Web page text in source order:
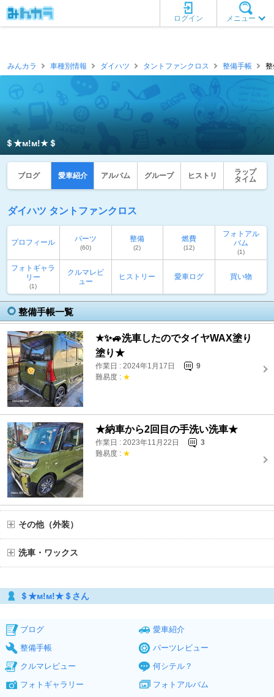
メニュー
ログイン
みんカラ 車種別情報 ダイハツ タントファンクロス 整備手帳
＄★м!м!★＄
ブログ 愛車紹介 アルバム グループ ヒストリ
ラップ
タイム
ダイハツ タントファンクロス
プロフィール パーツ
(60)
整備
(2)
燃費
(12)
フォトアル
バム
(1)
フォトギャラ
リー
(1)
クルマレビ
ュー
ヒストリー 愛車ログ 買い物
整備手帳一覧
★✨🚙洗車したのでタイヤWAX塗り
塗り★
作業日 : 2024年1月17日
9
難易度 : ★
★納車から2回目の手洗い洗車★
作業日 : 2023年11月22日
3
難易度 : ★
その他（外装）
洗車・ワックス
＄★м!м!★＄さん
ブログ
愛車紹介
整備手帳
パーツレビュー
クルマレビュー
何シテル？
フォトギャラリー
フォトアルバム